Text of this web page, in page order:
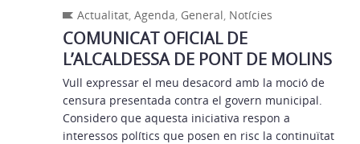
Actualitat,Agenda, General, Notícies
COMUNICAT OFICIAL DE
L’ALCALDESSA DE PONT DE MOLINS
Vull expressar el meu desacord amb la moció de
censura presentada contra el govern municipal.
Considero que aquesta iniciativa respon a
interessos polítics que posen en risc la continuïtat